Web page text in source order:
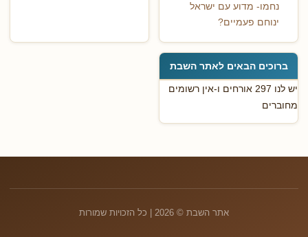
נחמו- מדוע עם ישראל
ינוחם פעמיים?
ברוכים הבאים לאתר השבת
יש לנו 297 אורחים ו-אין רשומים
מחוברים
אתר השבת © 2026 | כל הזכויות שמורות